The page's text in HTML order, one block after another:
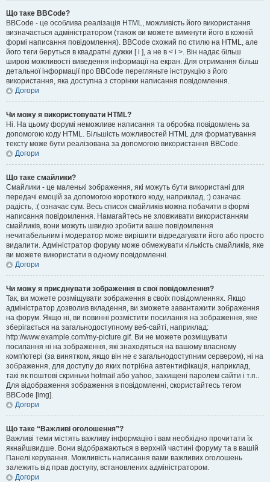
Що таке BBCode?
BBCode - це особлива реалізація HTML, можливість його використання
визначається адміністратором (також ви можете вимкнути його в кожній
формі написання повідомлення). BBCode схожий по стилю на HTML, але
його теги беруться в квадратні дужки [ і ], а не в < і >. Він надає більш
широкі можливості виведення інформації на екран. Для отримання більш
детальної інформації про BBCode перегляньте інструкцію з його
використання, яка доступна з сторінки написання повідомлення.
Догори
Чи можу я використовувати HTML?
Ні. На цьому форумі неможливе написання та обробка повідомлень за
допомогою коду HTML. Більшість можливостей HTML для форматування
тексту може бути реалізована за допомогою використання BBCode.
Догори
Що таке смайлики?
Смайлики - це маленькі зображення, які можуть бути використані для
передачі емоцій за допомогою короткого коду, наприклад, :) означає
радість, :( означає сум. Весь список смайликів можна побачити в формі
написання повідомлення. Намагайтесь не зловживати використанням
смайликів, вони можуть швидко зробити ваше повідомлення
нечитабельним і модератор може вирішити відредагувати його або просто
видалити. Адміністратор форуму може обмежувати кількість смайликів, яке
ви можете використати в одному повідомленні.
Догори
Чи можу я приєднувати зображення в свої повідомлення?
Так, ви можете розміщувати зображення в своїх повідомленнях. Якщо
адміністратор дозволив вкладення, ви зможете завантажити зображення
на форум. Якщо ні, ви повинні розмістити посилання на зображення, яке
зберігається на загальнодоступному веб-сайті, наприклад:
http://www.example.com/my-picture.gif. Ви не можете розміщувати
посилання ні на зображення, які знаходяться на вашому власному
комп'ютері (за винятком, якщо він не є загальнодоступним сервером), ні на
зображення, для доступу до яких потрібна автентифікація, наприклад,
такі як поштові скриньки hotmail або yahoo, захищені паролем сайти і т.п..
Для відображення зображення в повідомленні, скористайтесь тегом
BBCode [img].
Догори
Що таке “Важливі оголошення”?
Важливі теми містять важливу інформацію і вам необхідно прочитати їх
якнайшвидше. Вони відображаються в верхній частині форуму та в вашій
Панелі керування. Можливість написання вами важливих оголошень
залежить від прав доступу, встановлених адміністратором.
Догори